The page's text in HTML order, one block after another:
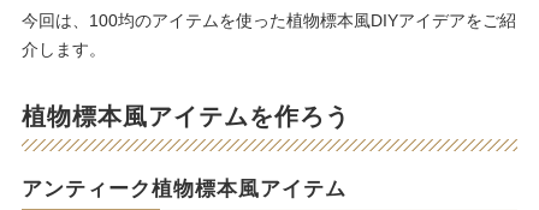
今回は、100均のアイテムを使った植物標本風DIYアイデアをご紹
介します。
植物標本風アイテムを作ろう
アンティーク植物標本風アイテム